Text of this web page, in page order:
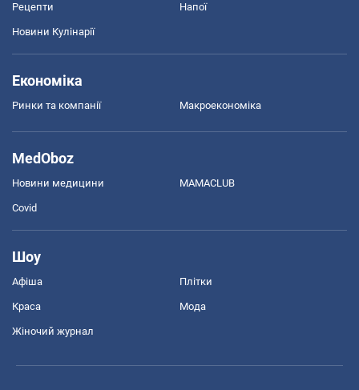
Рецепти Напої
Новини Кулінарії
Економіка
Ринки та компанії Макроекономіка
MedOboz
Новини медицини MAMACLUB
Covid
Шоу
Афіша Плітки
Краса Мода
Жіночий журнал